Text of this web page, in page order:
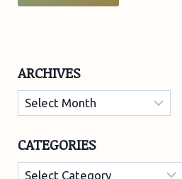
ARCHIVES
Archives
CATEGORIES
Categories